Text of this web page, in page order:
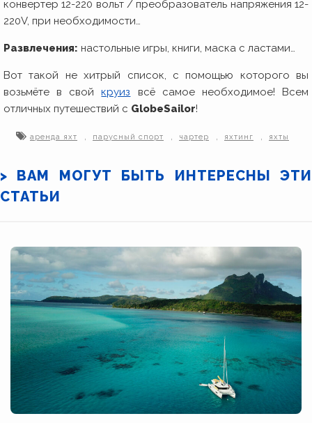
конвертер 12-220 вольт / преобразователь напряжения 12-
220V, при необходимости…
Развлечения: настольные игры, книги, маска с ластами…
Вот такой не хитрый список, с помощью которого вы
возьмёте в свойкруиз всё самое необходимое! Всем
отличных путешествий с GlobeSailor!
аренда яхт парусный спорт чартер яхтинг яхты
> ВАМ МОГУТ БЫТЬ ИНТЕРЕСНЫ ЭТИ
СТАТЬИ